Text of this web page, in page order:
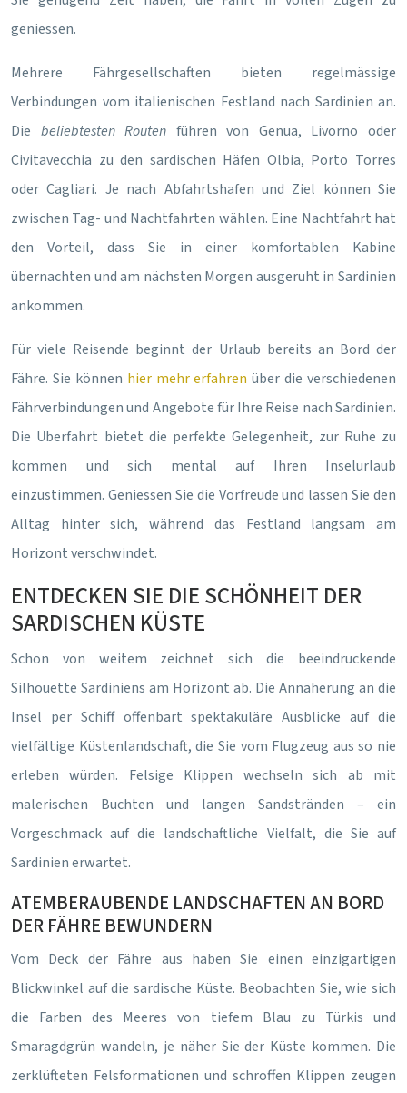
geniessen.
Mehrere Fährgesellschaften bieten regelmässige
Verbindungen vom italienischen Festland nach Sardinien an.
Die beliebtesten Routen führen von Genua, Livorno oder
Civitavecchia zu den sardischen Häfen Olbia, Porto Torres
oder Cagliari. Je nach Abfahrtshafen und Ziel können Sie
zwischen Tag- und Nachtfahrten wählen. Eine Nachtfahrt hat
den Vorteil, dass Sie in einer komfortablen Kabine
übernachten und am nächsten Morgen ausgeruht in Sardinien
ankommen.
Für viele Reisende beginnt der Urlaub bereits an Bord der
Fähre. Sie können hier mehr erfahrenüber die verschiedenen
Fährverbindungen und Angebote für Ihre Reise nach Sardinien.
Die Überfahrt bietet die perfekte Gelegenheit, zur Ruhe zu
kommen und sich mental auf Ihren Inselurlaub
einzustimmen. Geniessen Sie die Vorfreude und lassen Sie den
Alltag hinter sich, während das Festland langsam am
Horizont verschwindet.
ENTDECKEN SIE DIE SCHÖNHEIT DER
SARDISCHEN KÜSTE
Schon von weitem zeichnet sich die beeindruckende
Silhouette Sardiniens am Horizont ab. Die Annäherung an die
Insel per Schiff offenbart spektakuläre Ausblicke auf die
vielfältige Küstenlandschaft, die Sie vom Flugzeug aus so nie
erleben würden. Felsige Klippen wechseln sich ab mit
malerischen Buchten und langen Sandstränden – ein
Vorgeschmack auf die landschaftliche Vielfalt, die Sie auf
Sardinien erwartet.
ATEMBERAUBENDE LANDSCHAFTEN AN BORD
DER FÄHRE BEWUNDERN
Vom Deck der Fähre aus haben Sie einen einzigartigen
Blickwinkel auf die sardische Küste. Beobachten Sie, wie sich
die Farben des Meeres von tiefem Blau zu Türkis und
Smaragdgrün wandeln, je näher Sie der Küste kommen. Die
zerklüfteten Felsformationen und schroffen Klippen zeugen